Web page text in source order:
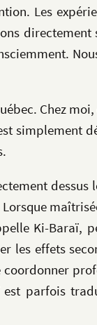
Les
Chez
simplement
dessus
Ki-Baraï,
les effets
parfois